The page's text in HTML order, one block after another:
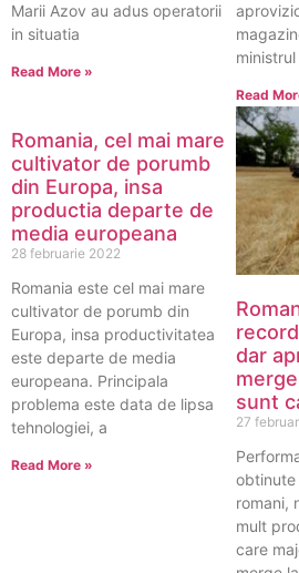
Marii Azov au adus operatorii
in situatia
Read More »
Read
Romania, cel mai mare
cultivator de porumb
din Europa, insa
productia departe de
media europeana
28 februarie 2022
Romania este cel mai mare
cultivator de porumb din
Europa, insa productivitatea
este departe de media
europeana. Principala
problema este data de lipsa
tehnologiei, a
Read More »
dar
sunt
27
obtinute
romani,
mult
care